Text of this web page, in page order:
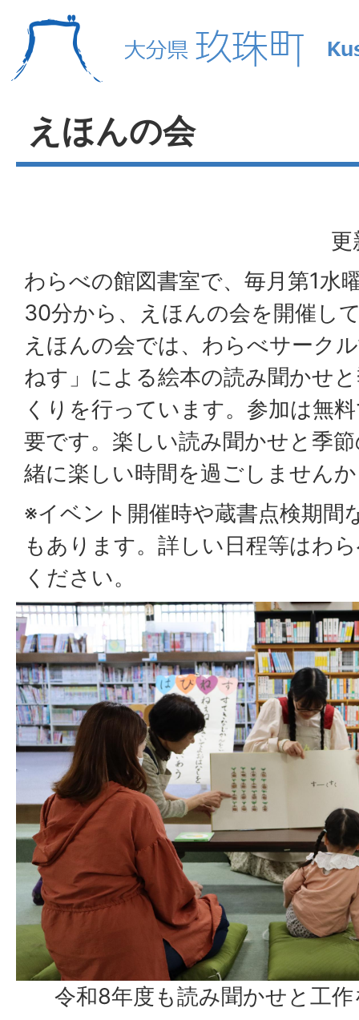
えほんの会
更
わらべの館図書室で、毎月第1水
30分から、えほんの会を開催し
えほんの会では、わらべサーク
ねす」による絵本の読み聞かせ
くりを行っています。参加は無
要です。楽しい読み聞かせと季
緒に楽しい時間を過ごしません
※イベント開催時や蔵書点検期間
もあります。詳しい日程等はわ
ください。
令和8年度も読み聞かせと工